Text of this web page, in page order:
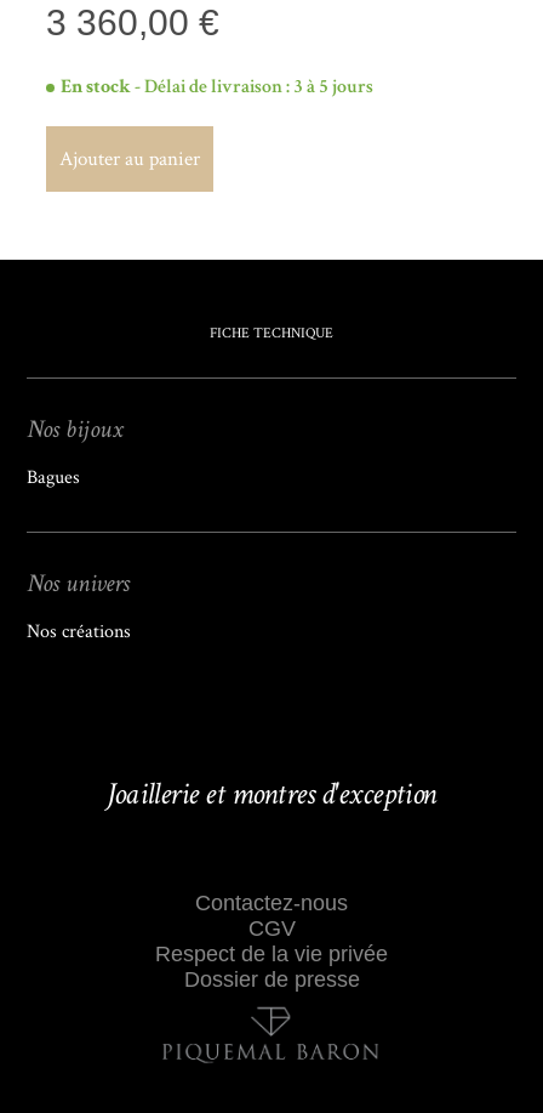
3 360,00 €
En stock- Délai de livraison : 3 à 5 jours
Ajouter au panier
Ajouter au panier
FICHE TECHNIQUE
Nos bijoux
Bagues
Nos univers
Nos créations
Joaillerie et montres d'exception
Contactez-nous
CGV
Respect de la vie privée
Dossier de presse